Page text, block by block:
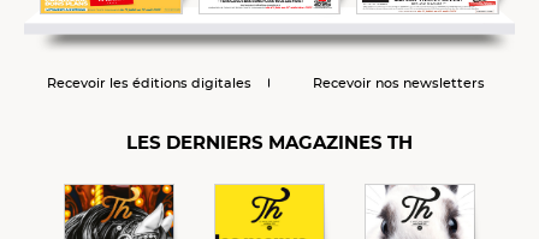
Recevoir les éditions digitales Recevoir nos newsletters
LES DERNIERS MAGAZINES TH